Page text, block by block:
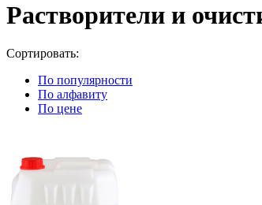
Растворители и
Сортировать:
По популярности
По алфавиту
По цене